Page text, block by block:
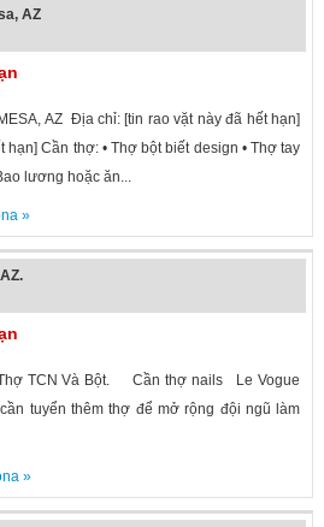
AZ
AZ Địa chỉ: [tin rao vặt này đã hết hạn]
hạn] Cần thợ: • Thợ bột biết design • Thợ tay
lương hoặc ăn...
»
Thợ TCN Và Bột. Cần thợ nails Le Vogue
tuyển thêm thợ để mở rộng đội ngũ làm
»